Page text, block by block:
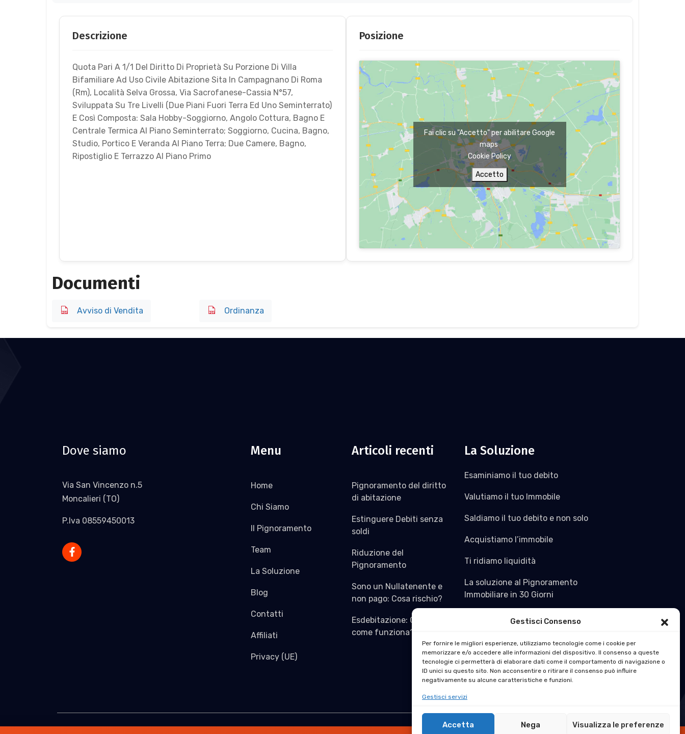
Gestisci Consenso
Per fornire le migliori esperienze, utilizziamo tecnologie come i cookie per
memorizzare e/o accedere alle informazioni del dispositivo. Il consenso a queste
tecnologie ci permetterà di elaborare dati come il comportamento di navigazione o
ID unici su questo sito. Non acconsentire o ritirare il consenso può influire
negativamente su alcune caratteristiche e funzioni.
Gestisci servizi
Accetta Nega Visualizza le preferenze
Descrizione
Quota Pari A 1/1 Del Diritto Di Proprietà Su Porzione Di Villa
Bifamiliare Ad Uso Civile Abitazione Sita In Campagnano Di Roma
(Rm), Località Selva Grossa, Via Sacrofanese-Cassia N°57,
Sviluppata Su Tre Livelli (Due Piani Fuori Terra Ed Uno Seminterrato)
E Così Composta: Sala Hobby-Soggiorno, Angolo Cottura, Bagno E
Centrale Termica Al Piano Seminterrato; Soggiorno, Cucina, Bagno,
Studio, Portico E Veranda Al Piano Terra; Due Camere, Bagno,
Ripostiglio E Terrazzo Al Piano Primo
Posizione
Fai clic su "Accetto" per abilitare Google
maps
Cookie Policy
Accetto
Documenti
Avviso di Vendita Ordinanza
Dove siamo
Via San Vincenzo n.5
Moncalieri (TO)
P.Iva 08559450013
Menu
Home
Chi Siamo
Il Pignoramento
Team
La Soluzione
Blog
Contatti
Affiliati
Privacy (UE)
Articoli recenti
Pignoramento del diritto
di abitazione
Estinguere Debiti senza
soldi
Riduzione del
Pignoramento
Sono un Nullatenente e
non pago: Cosa rischio?
Esdebitazione: Cos’è e
come funziona?
La Soluzione
Esaminiamo il tuo debito
Valutiamo il tuo Immobile
Saldiamo il tuo debito e non solo
Acquistiamo l’immobile
Ti ridiamo liquidità
La soluzione al Pignoramento
Immobiliare in 30 Giorni